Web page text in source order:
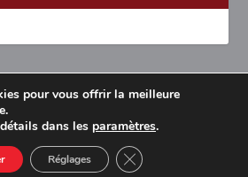
| Propulsé parWordPress
& alentours
Mentions légales
Contact
pour vous offrir la meilleure
dans les paramètres.
Réglages CLOSE GDPR